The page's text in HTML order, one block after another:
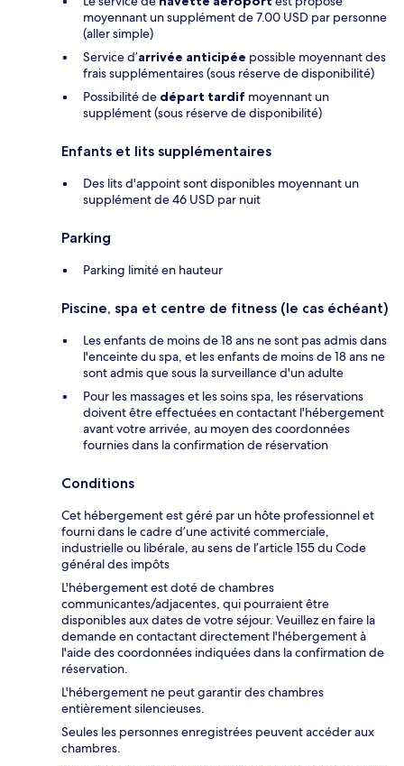
moyennant un supplément de 7.00 USD par personne
(aller simple)
Service d’arrivée anticipée possible moyennant des
frais supplémentaires (sous réserve de disponibilité)
Possibilité de départ tardif moyennant un
supplément (sous réserve de disponibilité)
Enfants et lits supplémentaires
Des lits d'appoint sont disponibles moyennant un
supplément de 46 USD par nuit
Parking
Parking limité en hauteur
Piscine, spa et centre de fitness (le cas échéant)
Les enfants de moins de 18 ans ne sont pas admis dans
l'enceinte du spa, et les enfants de moins de 18 ans ne
sont admis que sous la surveillance d'un adulte
Pour les massages et les soins spa, les réservations
doivent être effectuées en contactant l'hébergement
avant votre arrivée, au moyen des coordonnées
fournies dans la confirmation de réservation
Conditions
Cet hébergement est géré par un hôte professionnel et
fourni dans le cadre d’une activité commerciale,
industrielle ou libérale, au sens de l’article 155 du Code
général des impôts
L'hébergement est doté de chambres
communicantes/adjacentes, qui pourraient être
disponibles aux dates de votre séjour. Veuillez en faire la
demande en contactant directement l'hébergement à
l'aide des coordonnées indiquées dans la confirmation de
réservation.
L'hébergement ne peut garantir des chambres
entièrement silencieuses.
Seules les personnes enregistrées peuvent accéder aux
chambres.